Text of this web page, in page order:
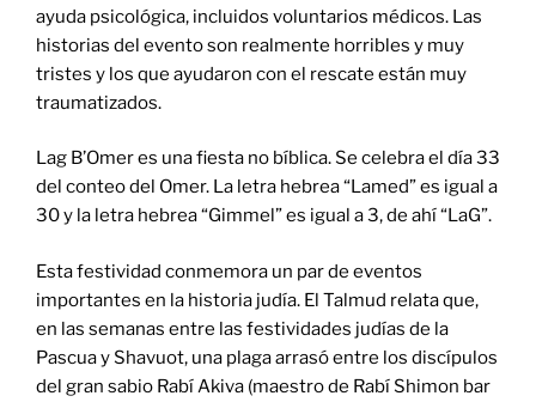
ayuda psicológica, incluidos voluntarios médicos. Las
historias del evento son realmente horribles y muy
tristes y los que ayudaron con el rescate están muy
traumatizados.
Lag B’Omer es una fiesta no bíblica. Se celebra el día 33
del conteo del Omer. La letra hebrea “Lamed” es igual a
30 y la letra hebrea “Gimmel” es igual a 3, de ahí “LaG”.
Esta festividad conmemora un par de eventos
importantes en la historia judía. El Talmud relata que,
en las semanas entre las festividades judías de la
Pascua y Shavuot, una plaga arrasó entre los discípulos
del gran sabio Rabí Akiva (maestro de Rabí Shimon bar